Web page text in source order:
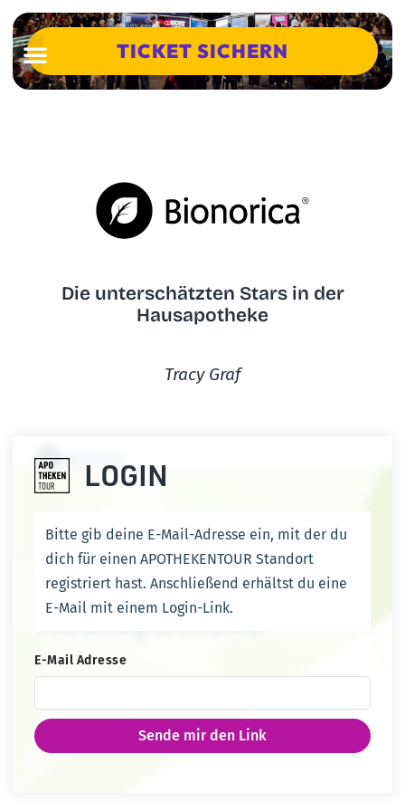
TICKET SICHERN
Die unterschätzten Stars in der
Hausapotheke
Tracy Graf
LOGIN
Bitte gib deine E-Mail-Adresse ein, mit der du
dich für einen APOTHEKENTOUR Standort
registriert hast. Anschließend erhältst du eine
E-Mail mit einem Login-Link.
E-Mail Adresse